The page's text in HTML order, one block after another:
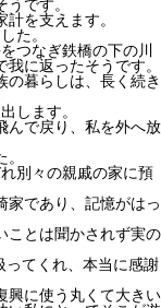
です。
を支えます。
た。
つなぎ鉄橋の下の川
に返ったそうです。
の暮らしは、長く続き
します。
んで戻り、私を外へ放
別々の親戚の家に預
家であり、記憶がはっ
ことは聞かされず実の
ってくれ、本当に感謝
興に使う丸くて大きい